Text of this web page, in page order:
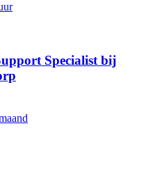
Specialist bij